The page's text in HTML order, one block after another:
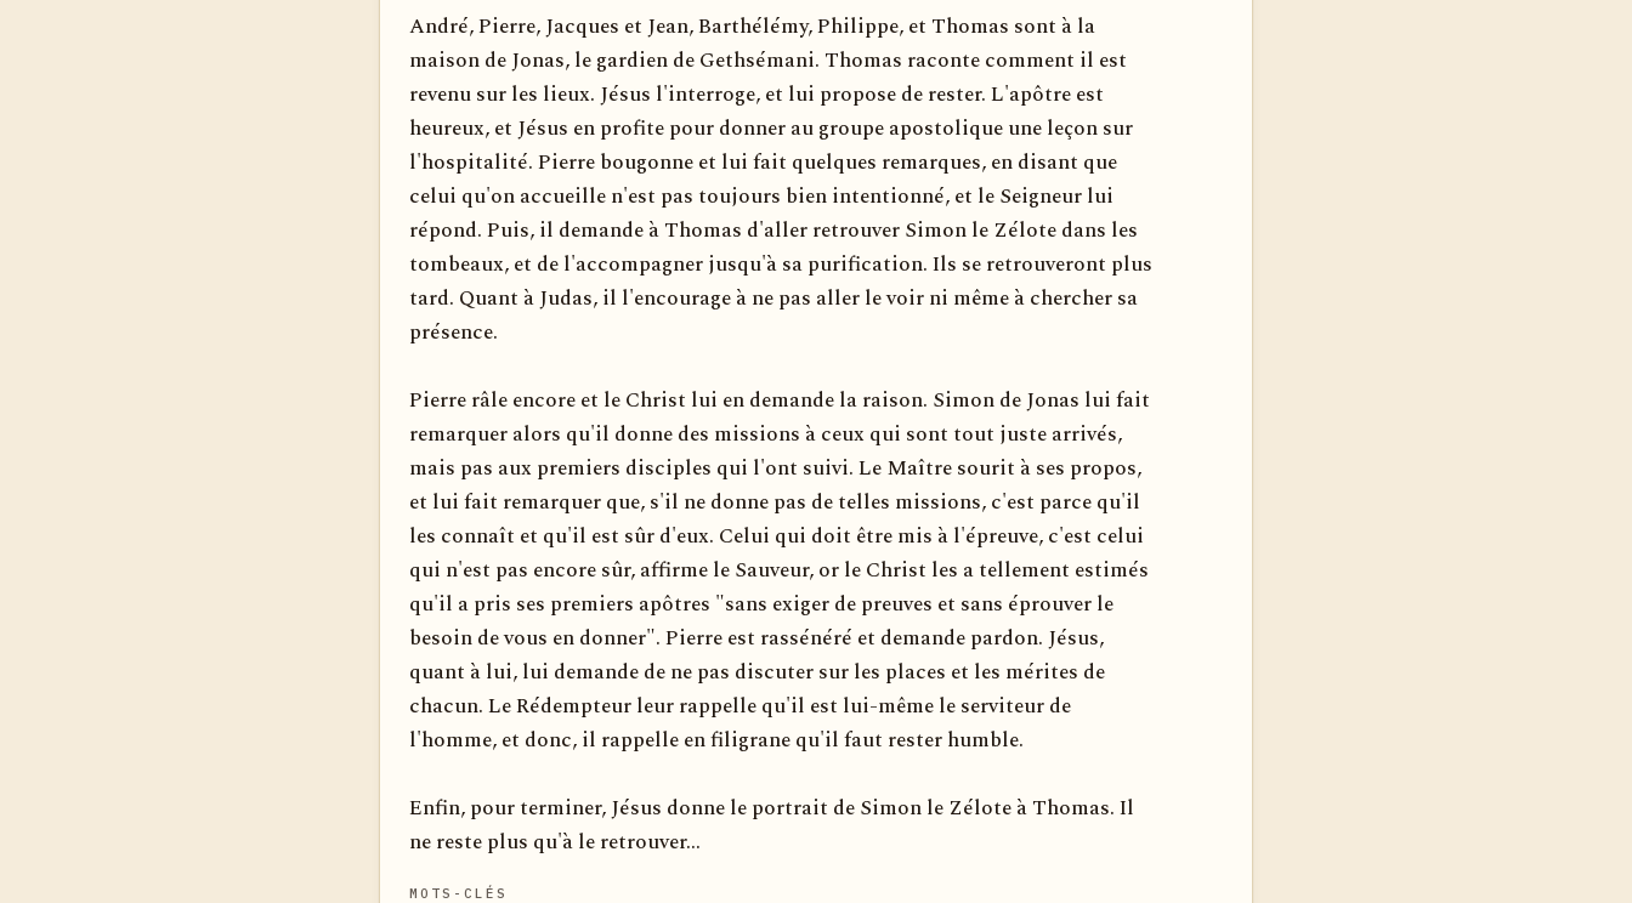
André, Pierre, Jacques et Jean, Barthélémy, Philippe, et Thomas sont à la
maison de Jonas, le gardien de Gethsémani. Thomas raconte comment il est
revenu sur les lieux. Jésus l'interroge, et lui propose de rester. L'apôtre est
heureux, et Jésus en profite pour donner au groupe apostolique une leçon sur
l'hospitalité. Pierre bougonne et lui fait quelques remarques, en disant que
celui qu'on accueille n'est pas toujours bien intentionné, et le Seigneur lui
répond. Puis, il demande à Thomas d'aller retrouver Simon le Zélote dans les
tombeaux, et de l'accompagner jusqu'à sa purification. Ils se retrouveront plus
tard. Quant à Judas, il l'encourage à ne pas aller le voir ni même à chercher sa
présence.
Pierre râle encore et le Christ lui en demande la raison. Simon de Jonas lui fait
remarquer alors qu'il donne des missions à ceux qui sont tout juste arrivés,
mais pas aux premiers disciples qui l'ont suivi. Le Maître sourit à ses propos,
et lui fait remarquer que, s'il ne donne pas de telles missions, c'est parce qu'il
les connaît et qu'il est sûr d'eux. Celui qui doit être mis à l'épreuve, c'est celui
qui n'est pas encore sûr, affirme le Sauveur, or le Christ les a tellement estimés
qu'il a pris ses premiers apôtres "sans exiger de preuves et sans éprouver le
besoin de vous en donner". Pierre est rassénéré et demande pardon. Jésus,
quant à lui, lui demande de ne pas discuter sur les places et les mérites de
chacun. Le Rédempteur leur rappelle qu'il est lui-même le serviteur de
l'homme, et donc, il rappelle en filigrane qu'il faut rester humble.
Enfin, pour terminer, Jésus donne le portrait de Simon le Zélote à Thomas. Il
ne reste plus qu'à le retrouver...
MOTS-CLÉS